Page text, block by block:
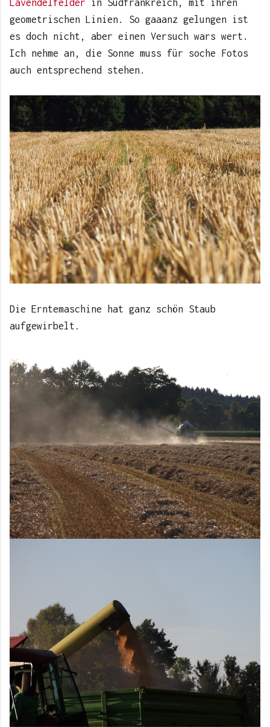
Lavendelfelder
in Südfrankreich, mit ihren
geometrischen Linien. So gaaanz gelungen ist
es doch nicht, aber einen Versuch wars wert.
Ich nehme an, die Sonne muss für soche Fotos
auch entsprechend stehen.
Die Erntemaschine hat ganz schön Staub
aufgewirbelt.